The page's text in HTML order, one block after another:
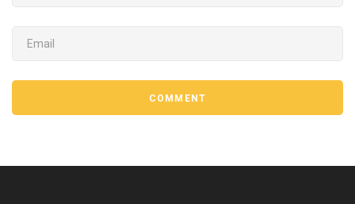
COMMENT